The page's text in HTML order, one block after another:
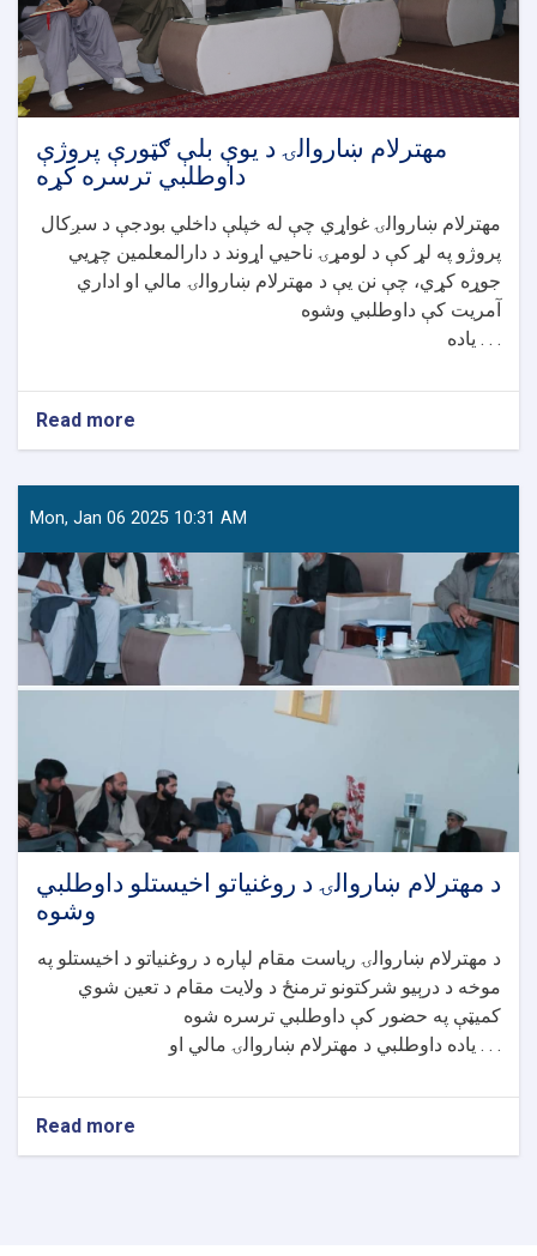
مهترلام ښاروالۍ د یوې بلې ګټورې پروژې
داوطلبي ترسره کړه
مهترلام ښاروالۍ غواړي چې له خپلې داخلي بودجې د سږکال
پروژو په لړ کې د لومړۍ ناحيي اړوند د دارالمعلمین چړیي
جوړه کړي، چې نن یې د مهترلام ښاروالۍ مالي او اداري
آمریت کې داوطلبي وشوه
یاده . . .
Read more
مهترلام
د
یوې
ګټورې
پروژې
داوطلبي
ترسره
کړه
Mon, Jan 06 2025 10:31 AM
د مهترلام ښاروالۍ د روغنیاتو اخیستلو داوطلبي
وشوه
د مهترلام ښاروالۍ ریاست مقام لپاره د روغنیاتو د اخیستلو په
موخه د درېیو شرکتونو ترمنځ د ولایت مقام د تعین شوي
کمیټې په حضور کې داوطلبي ترسره شوه
یاده داوطلبي د مهترلام ښاروالۍ مالي او . . .
Read more
د